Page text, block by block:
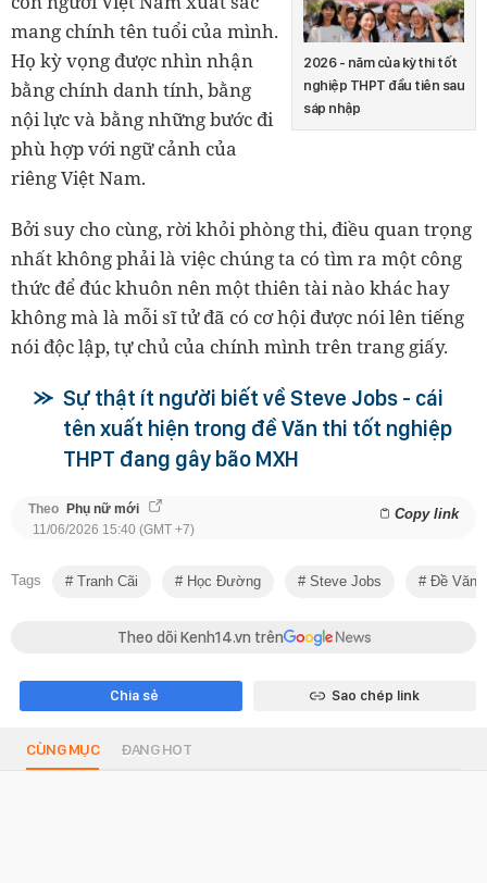
2026 - năm của kỳ thi tốt
nghiệp THPT đầu tiên sau
sáp nhập
mang chính tên tuổi của mình.
Họ kỳ vọng được nhìn nhận
bằng chính danh tính, bằng
nội lực và bằng những bước đi
phù hợp với ngữ cảnh của
riêng Việt Nam.
Bởi suy cho cùng, rời khỏi phòng thi, điều quan trọng
nhất không phải là việc chúng ta có tìm ra một công
thức để đúc khuôn nên một thiên tài nào khác hay
không mà là mỗi sĩ tử đã có cơ hội được nói lên tiếng
nói độc lập, tự chủ của chính mình trên trang giấy.
Sự thật ít người biết về Steve Jobs - cái
tên xuất hiện trong đề Văn thi tốt nghiệp
THPT đang gây bão MXH
Theo Phụ nữ mới Copy link
11/06/2026 15:40 (GMT +7)
Tags Tranh Cãi Học Đường Steve Jobs Đề Văn
Theo dõi Kenh14.vn trên
Chia sẻ Sao chép link
CÙNG MỤC ĐANG HOT